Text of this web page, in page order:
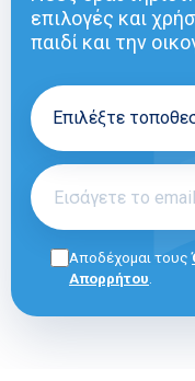
επιλογές και
παιδί και την
Αποδέχομαι τους
Απορρήτου